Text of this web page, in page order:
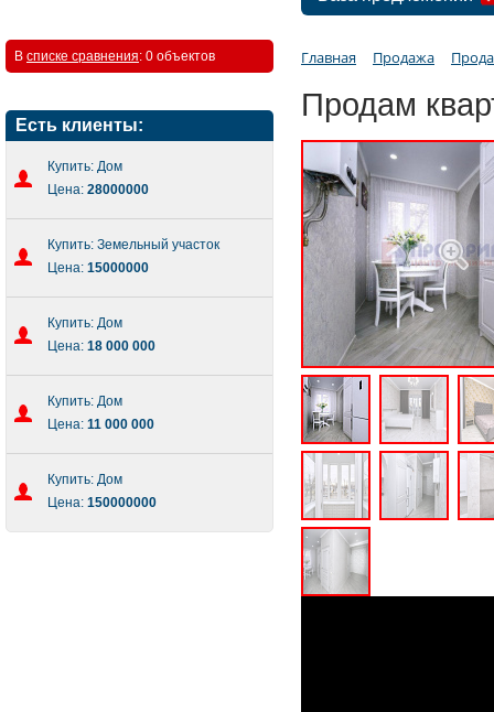
В списке сравнения: 0 объектов
Есть клиенты:
Купить: Дом
Цена: 28000000
Купить: Земельный участок
Цена: 15000000
Купить: Дом
Цена: 18 000 000
Купить: Дом
Цена: 11 000 000
Купить: Дом
Цена: 150000000
Главная Продажа
Продам